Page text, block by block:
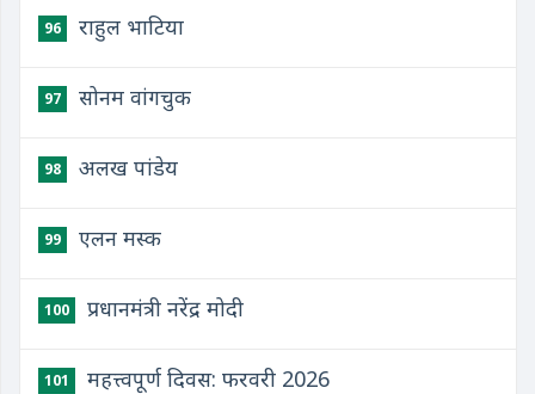
96 राहुल भाटिया
97 सोनम वांगचुक
98 अलख पांडेय
99 एलन मस्क
100 प्रधानमंत्री नरेंद्र मोदी
101 महत्त्वपूर्ण दिवस: फरवरी 2026